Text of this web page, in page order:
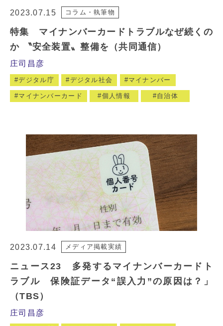
2023.07.15 コラム・執筆物
特集 マイナンバーカードトラブルなぜ続くの
か 〝安全装置〟整備を（共同通信）
庄司昌彦
デジタル庁 デジタル社会 マイナンバー
マイナンバーカード 個人情報 自治体
2023.07.14 メディア掲載実績
ニュース23 多発するマイナンバーカードト
ラブル 保険証データ“誤入力”の原因は？」
（TBS）
庄司昌彦